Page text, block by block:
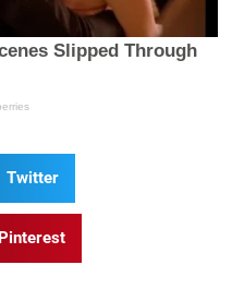
Twitter
Pinterest